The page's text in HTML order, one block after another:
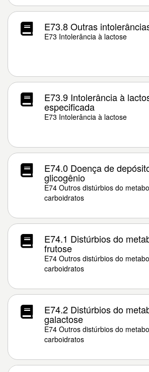
E73.8 Outras
E73 Intolerância à lactose
E73.9 Intolerância à
especificada
E73 Intolerância à lactose
E74.0 Doença de
glicogênio
E74 Outros distúrbios do
carboidratos
E74.1 Distúrbios do
frutose
E74 Outros distúrbios do
carboidratos
E74.2 Distúrbios do
galactose
E74 Outros distúrbios do
carboidratos